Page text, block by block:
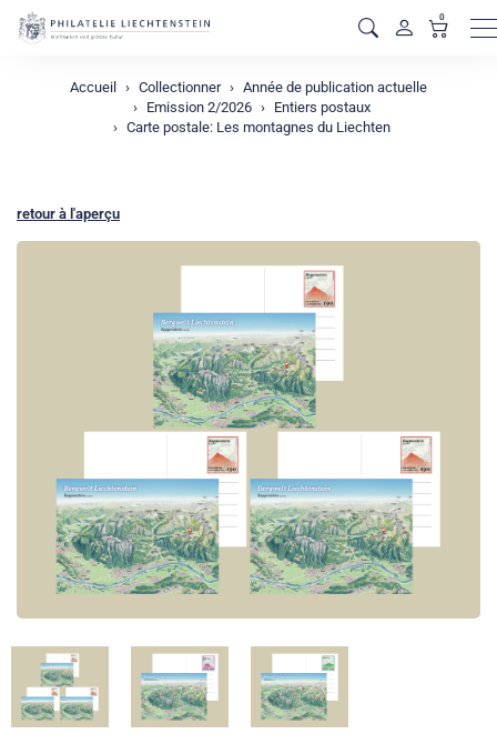
0
Accueil Collectionner
Année de publication actuelle
Emission 2/2026
Entiers postaux
Carte postale: Les montagnes du Liechten
retour à l'aperçu